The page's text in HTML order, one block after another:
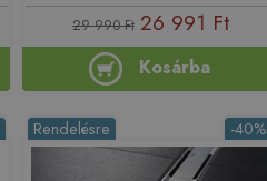
29 990 Ft 26 991 Ft
Kosárba
-40%
Rendelésre